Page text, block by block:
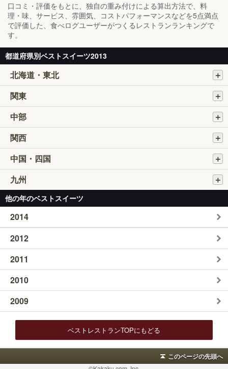
口コミ・評価をもとに、独自の重み付けによる算出方法で、料
理・味、サービス、雰囲気、コストパフォーマンスなどを5点満点
で評価した、食べログユーザーがつくるレストランランキングで
す。
都道府県別ベストスイーツ2013
北海道・東北
関東
中部
関西
中国・四国
九州
他の年のベストスイーツ
2014
2012
2011
2010
2009
ベストレストランTOPにもどる
このページの先頭へ